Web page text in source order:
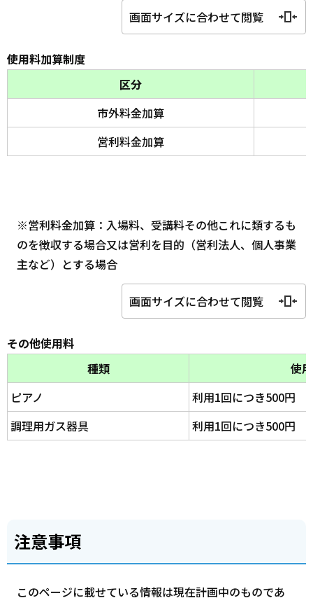
画面サイズに合わせて閲覧
使用料加算制度
区分
市外料金加算
営利料金加算
※営利料金加算：入場料、受講料その他これに類するも
のを徴収する場合又は営利を目的（営利法人、個人事業
主など）とする場合
画面サイズに合わせて閲覧
その他使用料
種類
使
ピアノ
利用1回につき500円
調理用ガス器具
利用1回につき500円
注意事項
このページに載せている情報は現在計画中のものであ